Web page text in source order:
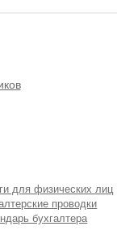
для физических лиц
проводки
бухгалтера